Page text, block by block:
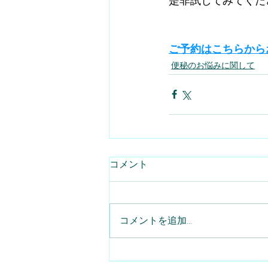
ご予約はこちらから
便秘のお悩みに関して
コメント
コメントを追加…